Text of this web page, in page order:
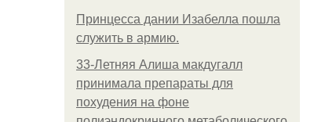
Принцесса дании Изабелла пошла
служить в армию.
33-Летняя Алиша макдугалл
принимала препараты для
похудения на фоне